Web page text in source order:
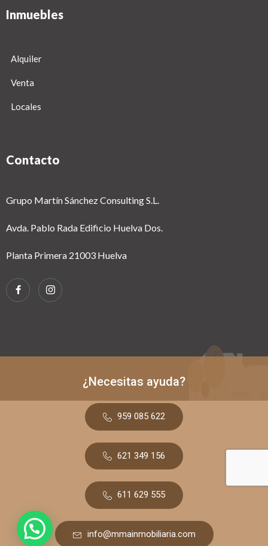
Inmuebles
Alquiler
Venta
Locales
Contacto
Grupo Martín Sánchez Consulting S.L.
Avda. Pablo Rada Edificio Huelva Dos.
Planta Primera 21003 Huelva
¿Necesitas ayuda?
959 085 622
621 349 156
611 629 555
info@mmainmobiliaria.com